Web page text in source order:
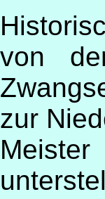
von
zur